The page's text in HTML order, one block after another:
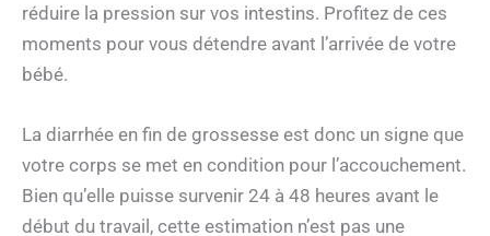
réduire la pression sur vos intestins. Profitez de ces
moments pour vous détendre avant l’arrivée de votre
bébé.
La diarrhée en fin de grossesse est donc un signe que
votre corps se met en condition pour l’accouchement.
Bien qu’elle puisse survenir 24 à 48 heures avant le
début du travail, cette estimation n’est pas une